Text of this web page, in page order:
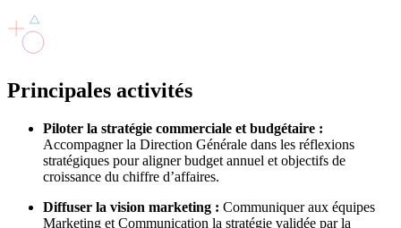
Principales activités
Piloter la stratégie commerciale et budgétaire :
Accompagner la Direction Générale dans les réflexions
stratégiques pour aligner budget annuel et objectifs de
croissance du chiffre d’affaires.
Diffuser la vision marketing : Communiquer aux équipes
Marketing et Communication la stratégie validée par la